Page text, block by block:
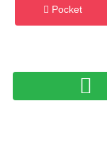
Pocket